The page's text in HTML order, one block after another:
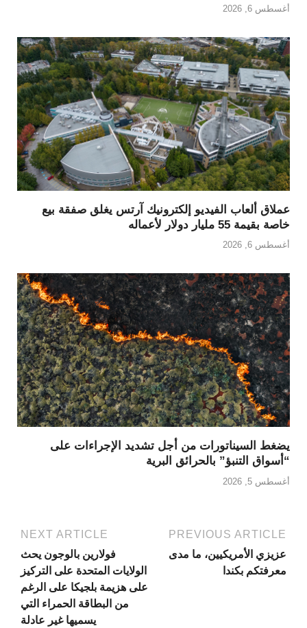
أغسطس 6, 2026
عملاق ألعاب الفيديو إلكترونيك آرتس يغلق صفقة بيع
خاصة بقيمة 55 مليار دولار لأعماله
أغسطس 6, 2026
يضغط السيناتورات من أجل تشديد الإجراءات على
“أسواق التنبؤ” بالحرائق البرية
أغسطس 5, 2026
PREVIOUS ARTICLE
عزيزي الأمريكيين، ما مدى
معرفتكم بكندا
NEXT ARTICLE
فولارين بالوجون يحث
الولايات المتحدة على التركيز
على هزيمة بلجيكا على الرغم
من البطاقة الحمراء التي
يسميها غير عادلة